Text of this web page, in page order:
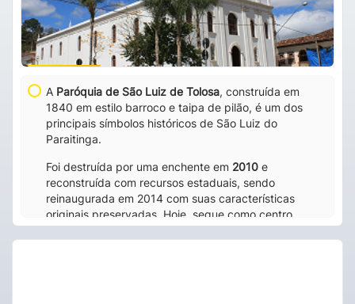
A Paróquia de São Luiz de Tolosa, construída em
1840 em estilo barroco e taipa de pilão, é um dos
principais símbolos históricos de São Luiz do
Paraitinga.
Foi destruída por uma enchente em 2010 e
reconstruída com recursos estaduais, sendo
reinaugurada em 2014 com suas características
originais preservadas. Hoje, segue como centro
religioso e cultural da cidade.